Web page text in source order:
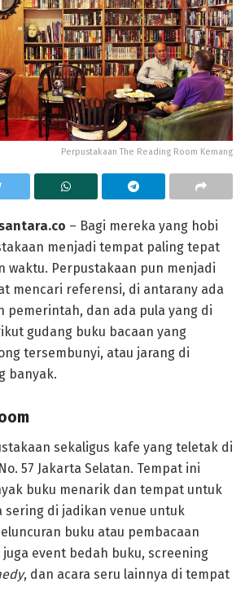
Perpustakaan The Reading Room Kemang
– Bagi mereka yang hobi
menjadi tempat paling tepat
waktu. Perpustakaan pun menjadi
mencari referensi, di antarany ada
pemerintah, dan ada pula yang di
gudang buku bacaan yang
tersembunyi, atau jarang di
banyak.
sekaligus kafe yang teletak di
57 Jakarta Selatan. Tempat ini
buku menarik dan tempat untuk
sering di jadikan venue untuk
buku atau pembacaan
juga event bedah buku, screening
, dan acara seru lainnya di tempat